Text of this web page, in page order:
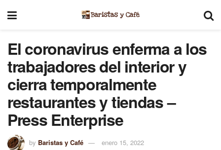
El coronavirus enferma a los
trabajadores del interior y
cierra temporalmente
restaurantes y tiendas –
Press Enterprise
by Baristas y Café enero 15, 2022